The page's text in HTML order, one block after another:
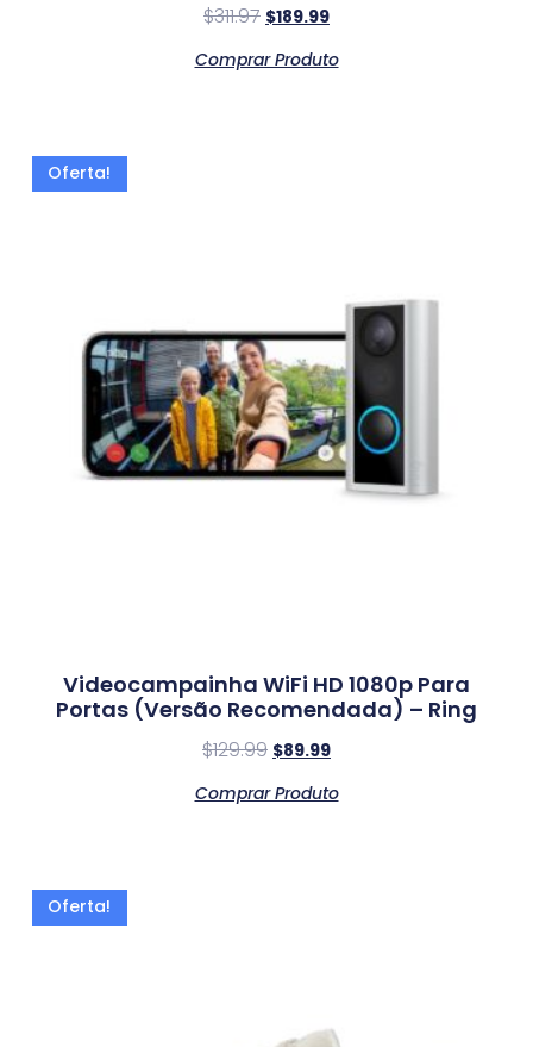
$311.97 $189.99
Comprar Produto
Oferta!
Videocampainha WiFi HD 1080p Para
Portas (Versão Recomendada) – Ring
$129.99 $89.99
Comprar Produto
Oferta!